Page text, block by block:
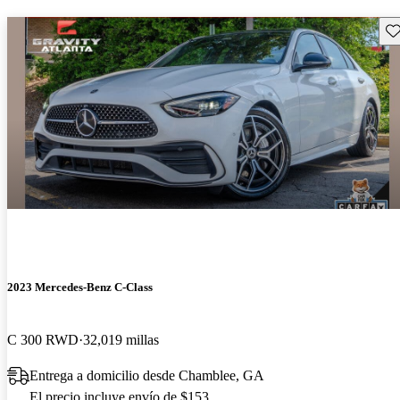
2023 Mercedes-Benz C-Class
C 300 RWD 32,019 millas
Entrega a domicilio desde Chamblee, GA